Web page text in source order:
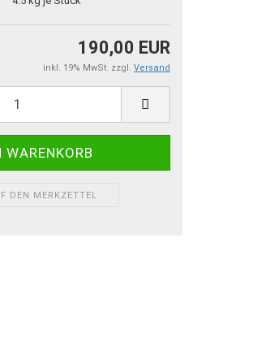
190,00 EUR
inkl. 19% MwSt. zzgl. Versand
DEN MERKZETTEL